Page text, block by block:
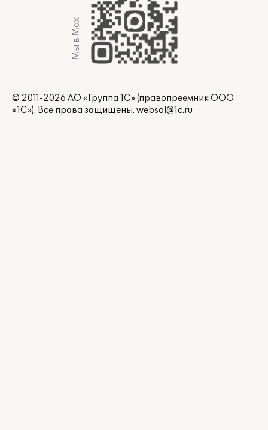
Мы в Max
© 2011-2026 АО «Группа 1С» (правопреемник ООО
«1С»). Все права защищены. websol@1c.ru